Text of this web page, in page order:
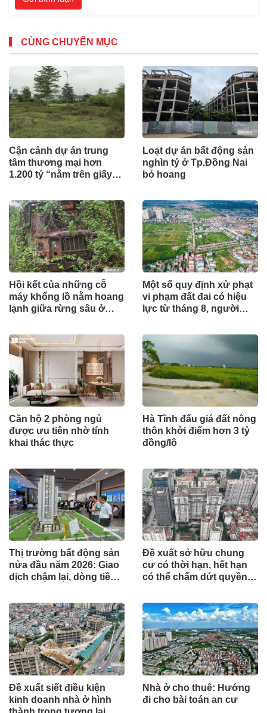
CÙNG CHUYÊN MỤC
Cận cảnh dự án trung
tâm thương mại hơn
1.200 tỷ “nằm trên giấy”
Loạt dự án bất động sản
nghìn tỷ ở Tp.Đồng Nai
bỏ hoang
Hồi kết của những cỗ
máy khổng lồ nằm hoang
lạnh giữa rừng sâu ở
Một số quy định xử phạt
vi phạm đất đai có hiệu
lực từ tháng 8, người
Căn hộ 2 phòng ngủ
được ưu tiên nhờ tính
khai thác thực
Hà Tĩnh đấu giá đất nông
thôn khởi điểm hơn 3 tỷ
đồng/lô
Thị trường bất động sản
nửa đầu năm 2026: Giao
dịch chậm lại, dòng tiền
trị thực
Đề xuất sở hữu chung
cư có thời hạn, hết hạn
có thể chấm dứt quyền
Đề xuất siết điều kiện
kinh doanh nhà ở hình
Nhà ở cho thuê: Hướng
đi cho bài toán an cư